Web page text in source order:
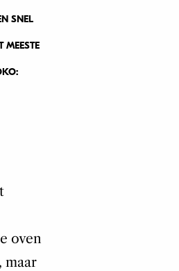
SNEL
MEESTE
oven
maar